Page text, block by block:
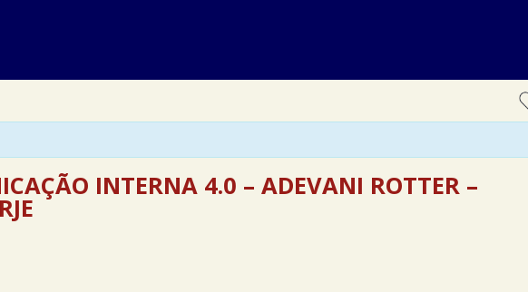
INTERNA 4.0 – ADEVANI ROTTER –